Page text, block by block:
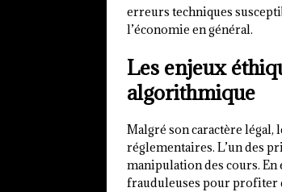
erreurs techniques
l’économie en général.
Les enjeux
algorithmique
Malgré son caractère
réglementaires. L’un des
manipulation des cours.
frauduleuses pour profiter